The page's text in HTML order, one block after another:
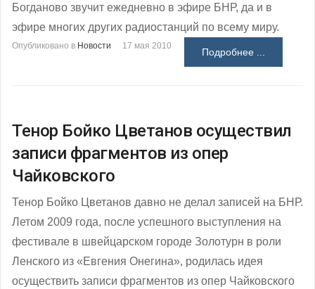
Богданово звучит ежедневно в эфире БНР, да и в
эфире многих других радиостанций по всему миру.
Опубликовано в Новости 17 мая 2010
Подробнее ...
Тенор Бойко Цветанов осуществил
записи фрагментов из опер
Чайковского
Тенор Бойко Цветанов давно не делал записей на БНР.
Летом 2009 года, после успешного выступления на
фестивале в швейцарском городе Золотурн в роли
Ленского из «Евгения Онегина», родилась идея
осуществить записи фрагментов из опер Чайковского